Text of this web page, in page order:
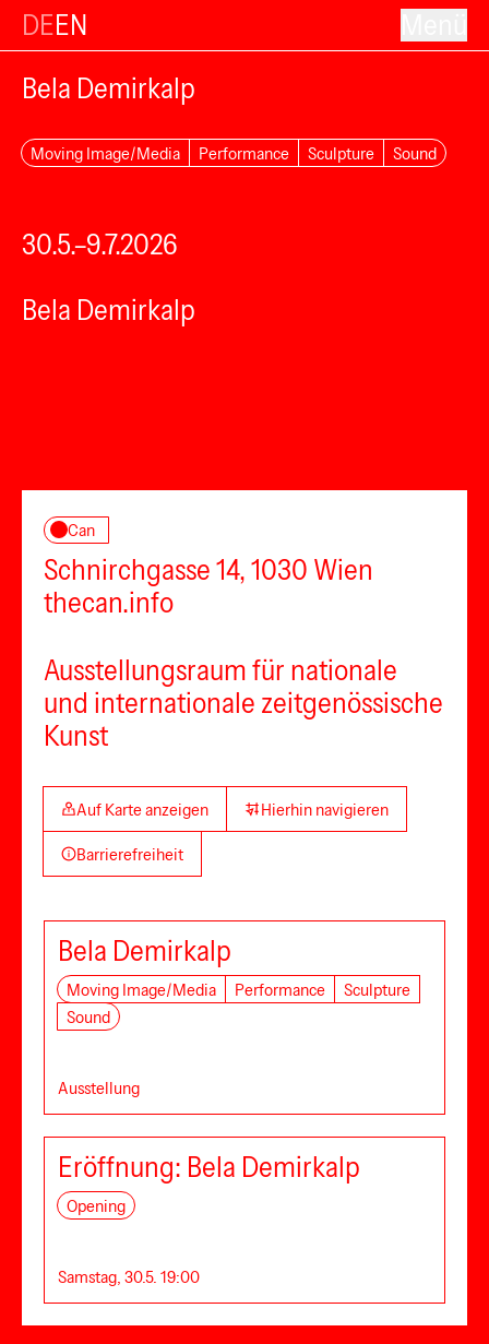
DEEN
Bela Demirkalp
Moving Image/Media Performance Sculpture Sound
30.5.–9.7.2026
Bela Demirkalp
Can
Schnirchgasse 14, 1030 Wien
thecan.info
Ausstellungsraum für nationale
und internationale zeitgenössische
Kunst
Auf Karte anzeigen Hierhin navigieren
Barrierefreiheit
Bela Demirkalp
Moving Image/Media Performance
Sculpture
Sound
Ausstellung
Eröffnung: Bela Demirkalp
Opening
Samstag, 30.5. 19:00